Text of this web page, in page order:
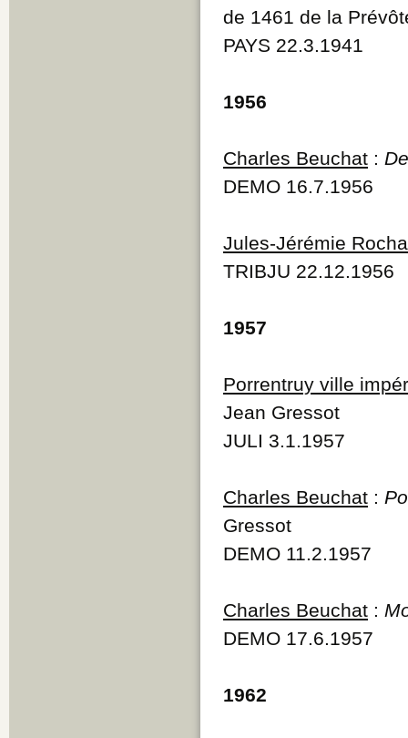
de 1461 de la
PAYS 22.3.1941
1956
Charles Beuchat :
DEMO 16.7.1956
Jules-Jérémie
TRIBJU 22.12.1956
1957
Porrentruy ville
Jean Gressot
JULI 3.1.1957
Charles Beuchat :
Gressot
DEMO 11.2.1957
Charles Beuchat :
DEMO 17.6.1957
1962